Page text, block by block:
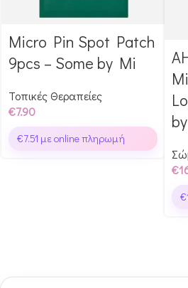
Αγόρασε & κέρδισε 79
Glow Points!
Micro Pin Spot Patch
9pcs – Some by Mi
Τοπικές Θεραπείες
€7.90
€7.51 με online πληρωμή
€
€